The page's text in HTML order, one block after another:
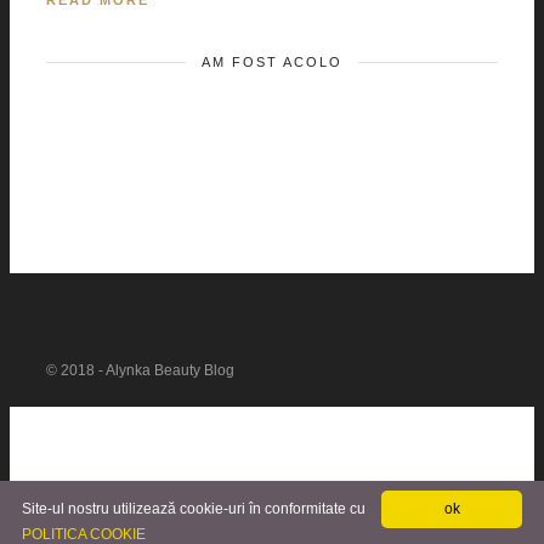
AM FOST ACOLO
© 2018 - Alynka Beauty Blog
ok
Site-ul nostru utilizează cookie-uri în conformitate cu
POLITICA COOKIE